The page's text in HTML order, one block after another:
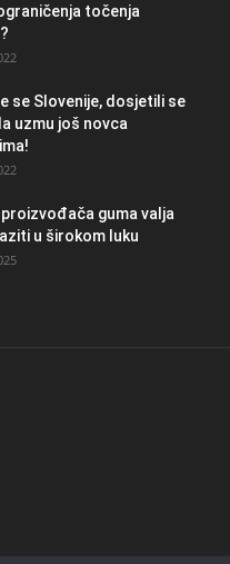
točenja
se Slovenije, dosjetili se
uzmu još novca
proizvođača guma valja
u širokom luku